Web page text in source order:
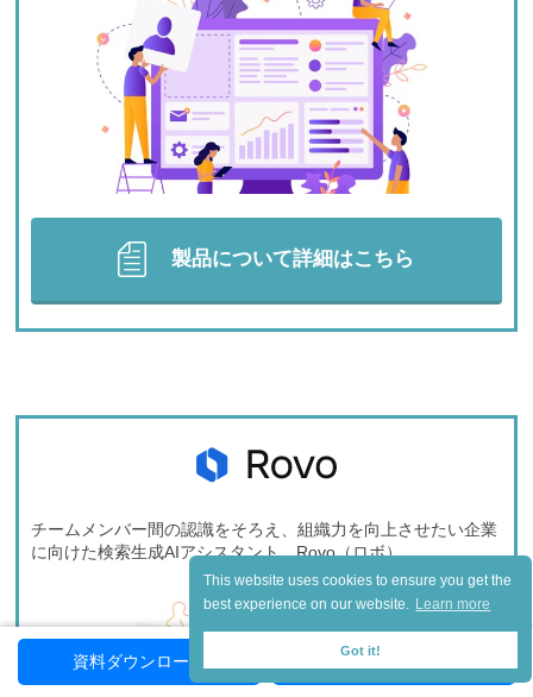
This website uses cookies to ensure you get the
best experience on our website. Learn more
Got it!
製品について詳細はこちら
チームメンバー間の認識をそろえ、組織力を向上させたい企業
に向けた検索生成AIアシスタント Rovo（ロボ）
資料ダウンロード お問い合わせ